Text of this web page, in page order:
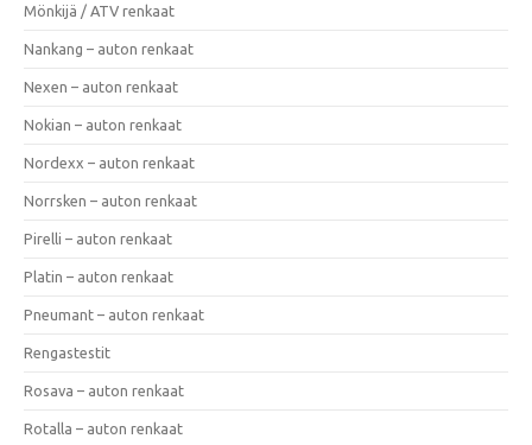
Mönkijä / ATV renkaat
Nankang – auton renkaat
Nexen – auton renkaat
Nokian – auton renkaat
Nordexx – auton renkaat
Norrsken – auton renkaat
Pirelli – auton renkaat
Platin – auton renkaat
Pneumant – auton renkaat
Rengastestit
Rosava – auton renkaat
Rotalla – auton renkaat